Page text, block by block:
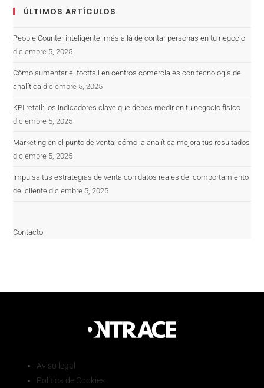
ÚLTIMOS ARTÍCULOS
People Counter inteligente: más allá de contar personas en tu negocio
diciembre 5, 2025
Cómo aumentar el footfall en centros comerciales con tecnología de
analítica diciembre 5, 2025
KPI retail: los indicadores clave que debes medir en tu negocio físico
diciembre 5, 2025
Marketing en el punto de venta: cómo la analítica mejora tus resultados
diciembre 5, 2025
Impulsa tus estrategias de venta con datos reales del comportamiento
del cliente diciembre 5, 2025
Contacto
Aviso legal
Política de Cookies